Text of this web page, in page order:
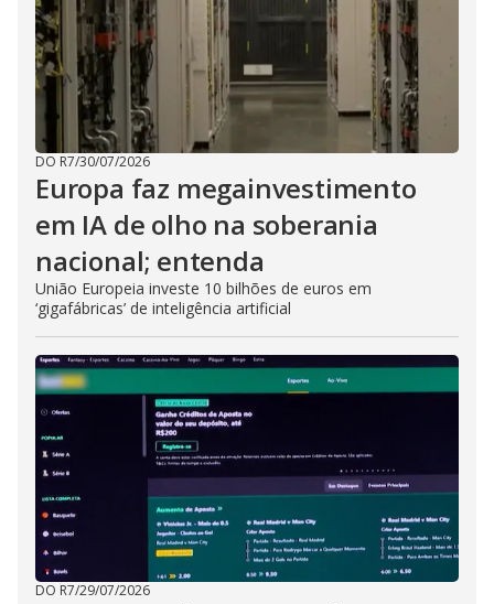
DO R7/30/07/2026
Europa faz megainvestimento
em IA de olho na soberania
nacional; entenda
União Europeia investe 10 bilhões de euros em
‘gigafábricas’ de inteligência artificial
DO R7/29/07/2026